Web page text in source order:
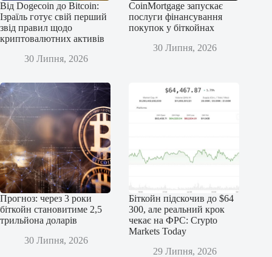
Від Dogecoin до Bitcoin:
Ізраїль готує свій перший
звід правил щодо
криптовалютних активів
30 Липня, 2026
CoinMortgage запускає
послуги фінансування
покупок у біткойнах
30 Липня, 2026
Прогноз: через 3 роки
біткойн становитиме 2,5
трильйона доларів
30 Липня, 2026
Біткойн підскочив до $64
300, але реальний крок
чекає на ФРС: Crypto
Markets Today
29 Липня, 2026